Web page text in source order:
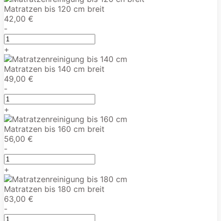
Matratzen bis 120 cm breit
42,00 €
-
+
Matratzen bis 140 cm breit
49,00 €
-
+
Matratzen bis 160 cm breit
56,00 €
-
+
Matratzen bis 180 cm breit
63,00 €
-